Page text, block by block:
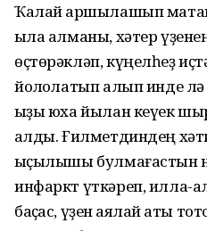
Ҡалай ҡаршылашып
ҡыла алманы, хəтер
ɵҫтɵрəклəп, күңелһеҙ
йолҡҡолатып алып инде
ҡыҙы юха йылан кеүек
ҡалды. Ғилметдиндең
ҡыҫылышы булмағастын
инфаркт үткəреп, илла-
баҫҡас, үҙен ҡаялай ҡаты